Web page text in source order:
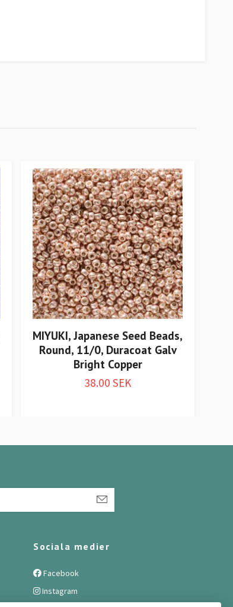
MIYUKI, Japanese Seed Beads,
Round, 11/0, Duracoat Galv
Bright Copper
38.00 SEK
Sociala medier
Facebook
Instagram